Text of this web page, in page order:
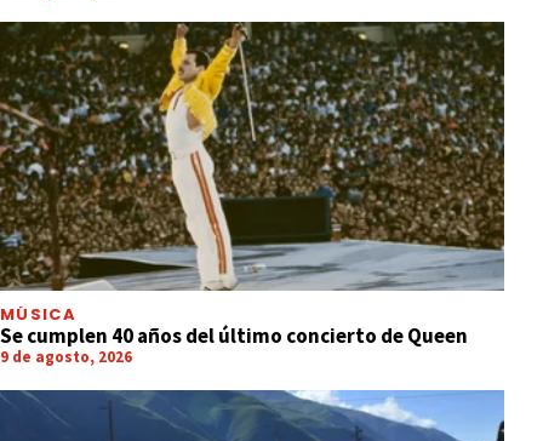
MÚSICA
Se cumplen 40 años del último concierto de Queen
9 de agosto, 2026